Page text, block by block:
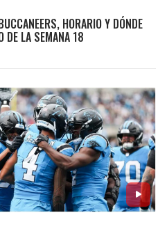
HORARIO Y DÓNDE
DE LA SEMANA 18